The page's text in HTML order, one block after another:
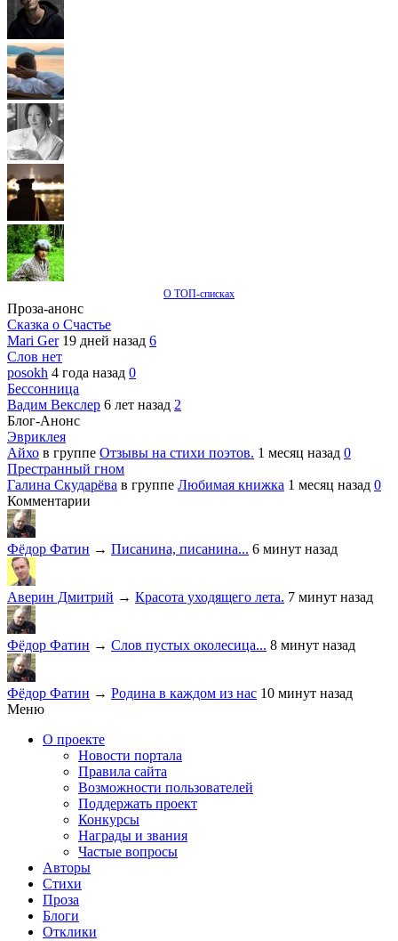
О ТОП-списках
Проза-анонс
Сказка о Счастье
Mari Ger 19 дней назад 6
Слов нет
posokh 4 года назад 0
Бессонница
Вадим Векслер 6 лет назад 2
Блог-Анонс
Эвриклея
Айхо в группе Отзывы на стихи поэтов. 1 месяц назад 0
Престранный гном
Галина Скударёва в группе Любимая книжка 1 месяц назад 0
Комментарии
Фёдор Фатин → Писанина, писанина... 6 минут назад
Аверин Дмитрий → Красота уходящего лета. 7 минут назад
Фёдор Фатин → Слов пустых околесица... 8 минут назад
Фёдор Фатин → Родина в каждом из нас 10 минут назад
Меню
О проекте
Новости портала
Правила сайта
Возможности пользователей
Поддержать проект
Конкурсы
Награды и звания
Частые вопросы
Авторы
Стихи
Проза
Блоги
Отклики